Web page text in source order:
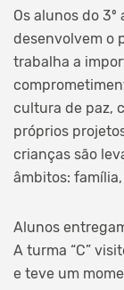
Os alunos do
desenvolvem o
trabalha a
cultura de paz,
próprios
crianças são
âmbitos:
Alunos
A turma “C”
e teve um